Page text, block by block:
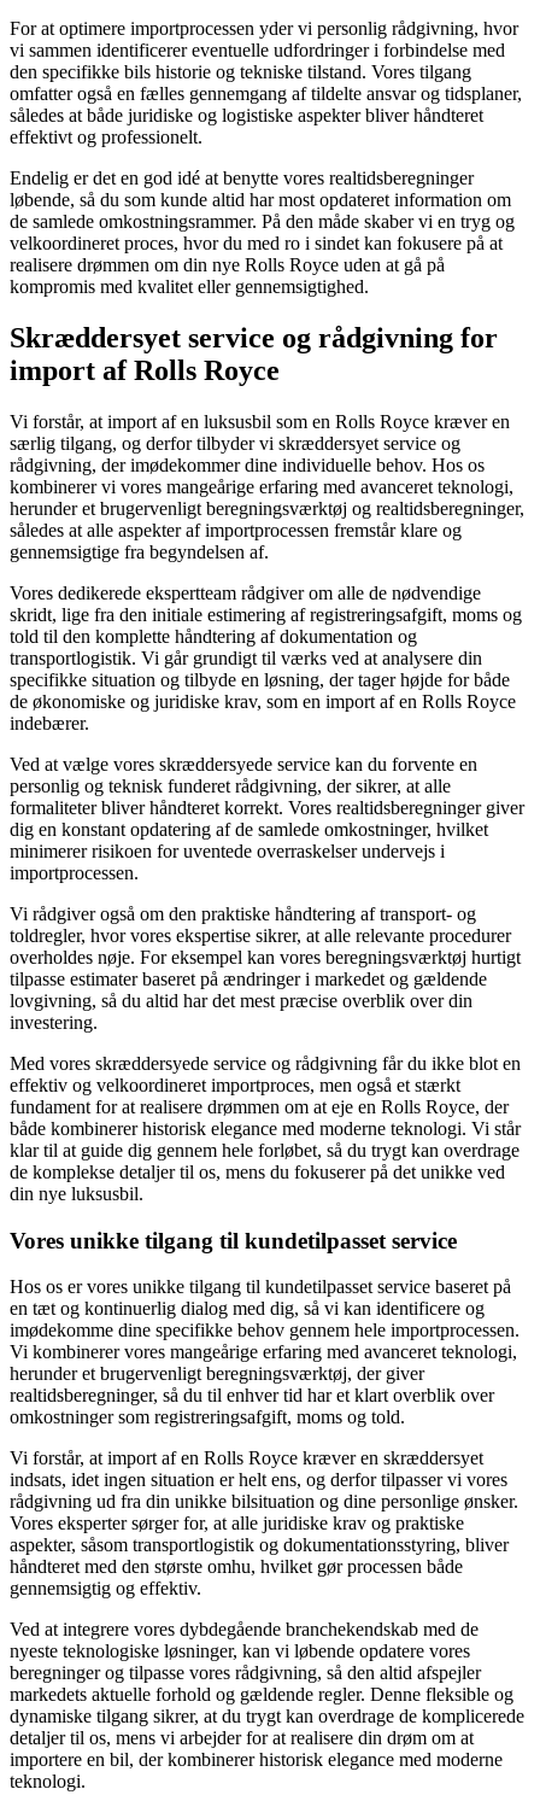
For at optimere importprocessen yder vi personlig rådgivning, hvor
vi sammen identificerer eventuelle udfordringer i forbindelse med
den specifikke bils historie og tekniske tilstand. Vores tilgang
omfatter også en fælles gennemgang af tildelte ansvar og tidsplaner,
således at både juridiske og logistiske aspekter bliver håndteret
effektivt og professionelt.
Endelig er det en god idé at benytte vores realtidsberegninger
løbende, så du som kunde altid har most opdateret information om
de samlede omkostningsrammer. På den måde skaber vi en tryg og
velkoordineret proces, hvor du med ro i sindet kan fokusere på at
realisere drømmen om din nye Rolls Royce uden at gå på
kompromis med kvalitet eller gennemsigtighed.
Skræddersyet service og rådgivning for
import af Rolls Royce
Vi forstår, at import af en luksusbil som en Rolls Royce kræver en
særlig tilgang, og derfor tilbyder vi skræddersyet service og
rådgivning, der imødekommer dine individuelle behov. Hos os
kombinerer vi vores mangeårige erfaring med avanceret teknologi,
herunder et brugervenligt beregningsværktøj og realtidsberegninger,
således at alle aspekter af importprocessen fremstår klare og
gennemsigtige fra begyndelsen af.
Vores dedikerede ekspertteam rådgiver om alle de nødvendige
skridt, lige fra den initiale estimering af registreringsafgift, moms og
told til den komplette håndtering af dokumentation og
transportlogistik. Vi går grundigt til værks ved at analysere din
specifikke situation og tilbyde en løsning, der tager højde for både
de økonomiske og juridiske krav, som en import af en Rolls Royce
indebærer.
Ved at vælge vores skræddersyede service kan du forvente en
personlig og teknisk funderet rådgivning, der sikrer, at alle
formaliteter bliver håndteret korrekt. Vores realtidsberegninger giver
dig en konstant opdatering af de samlede omkostninger, hvilket
minimerer risikoen for uventede overraskelser undervejs i
importprocessen.
Vi rådgiver også om den praktiske håndtering af transport- og
toldregler, hvor vores ekspertise sikrer, at alle relevante procedurer
overholdes nøje. For eksempel kan vores beregningsværktøj hurtigt
tilpasse estimater baseret på ændringer i markedet og gældende
lovgivning, så du altid har det mest præcise overblik over din
investering.
Med vores skræddersyede service og rådgivning får du ikke blot en
effektiv og velkoordineret importproces, men også et stærkt
fundament for at realisere drømmen om at eje en Rolls Royce, der
både kombinerer historisk elegance med moderne teknologi. Vi står
klar til at guide dig gennem hele forløbet, så du trygt kan overdrage
de komplekse detaljer til os, mens du fokuserer på det unikke ved
din nye luksusbil.
Vores unikke tilgang til kundetilpasset service
Hos os er vores unikke tilgang til kundetilpasset service baseret på
en tæt og kontinuerlig dialog med dig, så vi kan identificere og
imødekomme dine specifikke behov gennem hele importprocessen.
Vi kombinerer vores mangeårige erfaring med avanceret teknologi,
herunder et brugervenligt beregningsværktøj, der giver
realtidsberegninger, så du til enhver tid har et klart overblik over
omkostninger som registreringsafgift, moms og told.
Vi forstår, at import af en Rolls Royce kræver en skræddersyet
indsats, idet ingen situation er helt ens, og derfor tilpasser vi vores
rådgivning ud fra din unikke bilsituation og dine personlige ønsker.
Vores eksperter sørger for, at alle juridiske krav og praktiske
aspekter, såsom transportlogistik og dokumentationsstyring, bliver
håndteret med den største omhu, hvilket gør processen både
gennemsigtig og effektiv.
Ved at integrere vores dybdegående branchekendskab med de
nyeste teknologiske løsninger, kan vi løbende opdatere vores
beregninger og tilpasse vores rådgivning, så den altid afspejler
markedets aktuelle forhold og gældende regler. Denne fleksible og
dynamiske tilgang sikrer, at du trygt kan overdrage de komplicerede
detaljer til os, mens vi arbejder for at realisere din drøm om at
importere en bil, der kombinerer historisk elegance med moderne
teknologi.